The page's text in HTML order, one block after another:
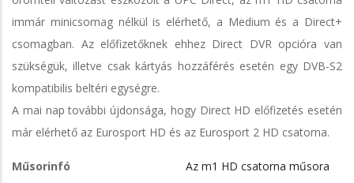
immár minicsomag nélkül is elérhető, a Medium és a Direct+
csomagban. Az előfizetőknek ehhez Direct DVR opcióra van
szükségük, illetve csak kártyás hozzáférés esetén egy DVB-S2
kompatibilis beltéri egységre.
A mai nap további újdonsága, hogy Direct HD előfizetés esetén
már elérhető az Eurosport HD és az Eurosport 2 HD csatorna.
Műsorinfó Az m1 HD csatorna műsora